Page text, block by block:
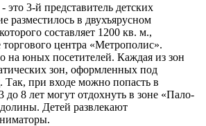
это 3-й представитель детских
разместилось в двухъярусном
составляет 1200 кв. м.,
торгового центра «Метрополис».
на юных посетителей. Каждая из зон
зон, оформленных под
Так, при входе можно попасть в
8 лет могут отдохнуть в зоне «Пало-
Детей развлекают